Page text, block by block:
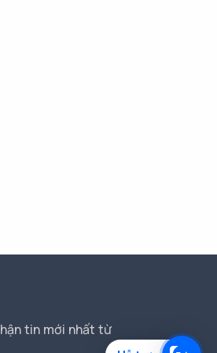
tin mới nhất từ